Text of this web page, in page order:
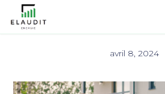
avril 8, 2024